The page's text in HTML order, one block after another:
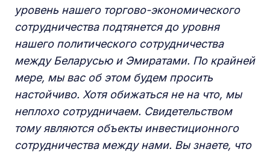
уровень нашего торгово-экономического
сотрудничества подтянется до уровня
нашего политического сотрудничества
между Беларусью и Эмиратами. По крайней
мере, мы вас об этом будем просить
настойчиво. Хотя обижаться не на что, мы
неплохо сотрудничаем. Свидетельством
тому являются объекты инвестиционного
сотрудничества между нами. Вы знаете, что